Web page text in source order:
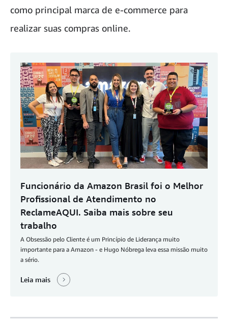
como principal marca de e-commerce para
realizar suas compras online.
Funcionário da Amazon Brasil foi o Melhor
Profissional de Atendimento no
ReclameAQUI. Saiba mais sobre seu
trabalho
A Obsessão pelo Cliente é um Princípio de Liderança muito
importante para a Amazon - e Hugo Nóbrega leva essa missão muito
a sério.
Leia mais